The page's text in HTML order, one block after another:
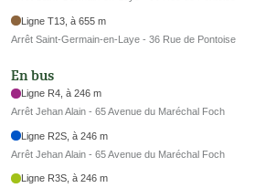
Ligne T13, à 655 m
Arrêt Saint-Germain-en-Laye - 36 Rue de Pontoise
En bus
Ligne R4, à 246 m
Arrêt Jehan Alain - 65 Avenue du Maréchal Foch
Ligne R2S, à 246 m
Arrêt Jehan Alain - 65 Avenue du Maréchal Foch
Ligne R3S, à 246 m